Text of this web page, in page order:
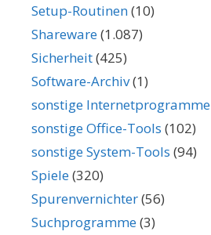
Setup-Routinen(10)
Shareware(1.087)
Sicherheit(425)
Software-Archiv(1)
sonstige Internetprogramme
sonstige Office-Tools (102)
sonstige System-Tools (94)
Spiele(320)
Spurenvernichter(56)
Suchprogramme(3)